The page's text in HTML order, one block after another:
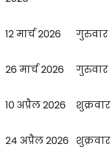
12 मार्च 2026 गुरुवार
26 मार्च 2026 गुरुवार
10 अप्रैल 2026 शुक्रवार
24 अप्रैल 2026 शुक्रवार